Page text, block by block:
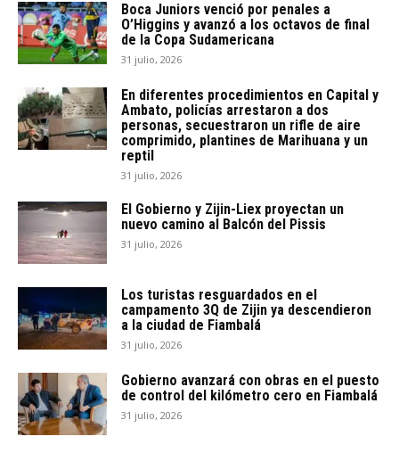
Boca Juniors venció por penales a
O’Higgins y avanzó a los octavos de final
de la Copa Sudamericana
31 julio, 2026
En diferentes procedimientos en Capital y
Ambato, policías arrestaron a dos
personas, secuestraron un rifle de aire
comprimido, plantines de Marihuana y un
reptil
31 julio, 2026
El Gobierno y Zijin-Liex proyectan un
nuevo camino al Balcón del Pissis
31 julio, 2026
Los turistas resguardados en el
campamento 3Q de Zijin ya descendieron
a la ciudad de Fiambalá
31 julio, 2026
Gobierno avanzará con obras en el puesto
de control del kilómetro cero en Fiambalá
31 julio, 2026